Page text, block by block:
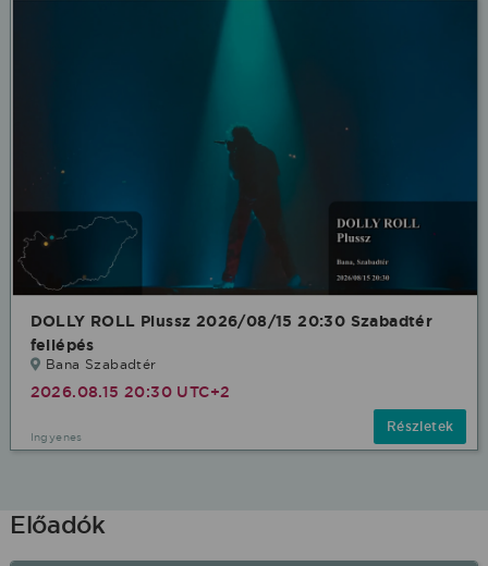
DOLLY ROLL Plussz 2026/08/15 20:30 Szabadtér
fellépés
Bana Szabadtér
2026.08.15 20:30 UTC+2
Ingyenes
Részletek
Előadók